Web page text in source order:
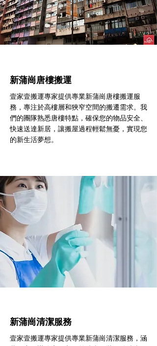
新蒲崗​唐樓搬運
壹家壹搬運專家提供專業新蒲崗唐樓搬運服
務，專注於高樓層和狹窄空間的搬遷需求。我
們的團隊熟悉唐樓特點，確保您的物品安全、
快速送達新居，讓搬屋過程輕鬆無憂，實現您
的新生活夢想。
新蒲崗清潔服務
壹家壹搬運專家提供專業新蒲崗清潔服務，涵